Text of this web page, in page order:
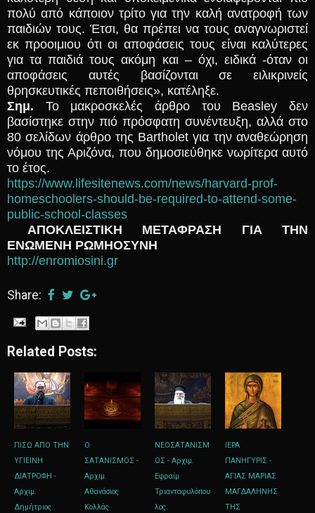
πολύ από κάποιον τρίτο για την καλή ανατροφή των
παιδιών τους. Έτσι, θα πρέπει να τους αναγνωριστεί
εκ προοιμιου ότι οι αποφάσεις τους είναι καλύτερες
για τα παιδιά τους ακόμη και – όχι, ειδικά -όταν οι
αποφάσεις αυτές βασίζονται σε ειλικρινείς
θρησκευτικές πεποιθήσεις», κατέληξε.
Σημ. Το μακροσκελές άρθρο του Beasley δεν
βασίστηκε στην πιό πρόσφατη συνέντευξη, αλλά στο
80 σελίδων άρθρο της Bartholet για την αναθεώρηση
νόμου της Αριζόνα, που δημοσιεύθηκε νωρίτερα αυτό
το έτος.
https://www.lifesitenews.com/news/harvard-prof-
homeschoolers-should-be-required-to-attend-some-
public-school-classes
ΑΠΟΚΛΕΙΣΤΙΚΗ ΜΕΤΑΦΡΑΣΗ ΓΙΑ ΤΗΝ
ΕΝΩΜΕΝΗ ΡΩΜΗΟΣΥΝΗ
http://enromiosini.gr
Share:
Related Posts:
ΠΙΣΩ ΑΠΟ ΤΗΝ
ΥΓΙΕΙΝΗ
ΔΙΑΤΡΟΦΗ -
Αρχιμ.
Δημήτριος
Ο
ΣΑΤΑΝΙΣΜΟΣ -
Αρχιμ.
Αθανάσιος
Κολλάς
ΝΕΟΣΑΤΑΝΙΣΜ
ΟΣ - Αρχιμ.
Εφραίμ
Τριανταφυλόπου
λος.
ΙΕΡΑ
ΠΑΝΗΓΥΡΙΣ -
ΑΓΙΑΣ ΜΑΡΙΑΣ
ΜΑΓΔΑΛΗΝΗΣ
ΤΗΣ